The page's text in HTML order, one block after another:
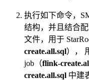
执行如下命令，
结构，并且结合
文件，用于
create.all.sql），
job（flink-
create.all.sql 中建